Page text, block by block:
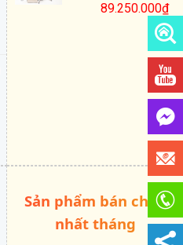
89.250.000₫
Sản phẩm bán chạy
nhất tháng